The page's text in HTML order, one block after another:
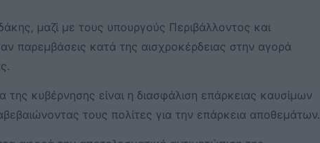
μαζί με τους υπουργούς Περιβάλλοντος και
παρεμβάσεις κατά της αισχροκέρδειας στην αγορά
της κυβέρνησης είναι η διασφάλιση επάρκειας καυσίμων
τους πολίτες για την επάρκεια αποθεμάτων.